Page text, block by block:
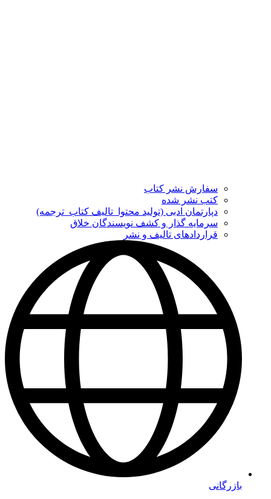
سفارش نشر کتاب
کتب نشر شده
دپارتمان ادبی (تولید محتوا_تالیف کتاب_ترجمه)
سرمایه گذار و کشف نویسندگان خلاق
قراردادهای تالیف و نشر
بازرگانی